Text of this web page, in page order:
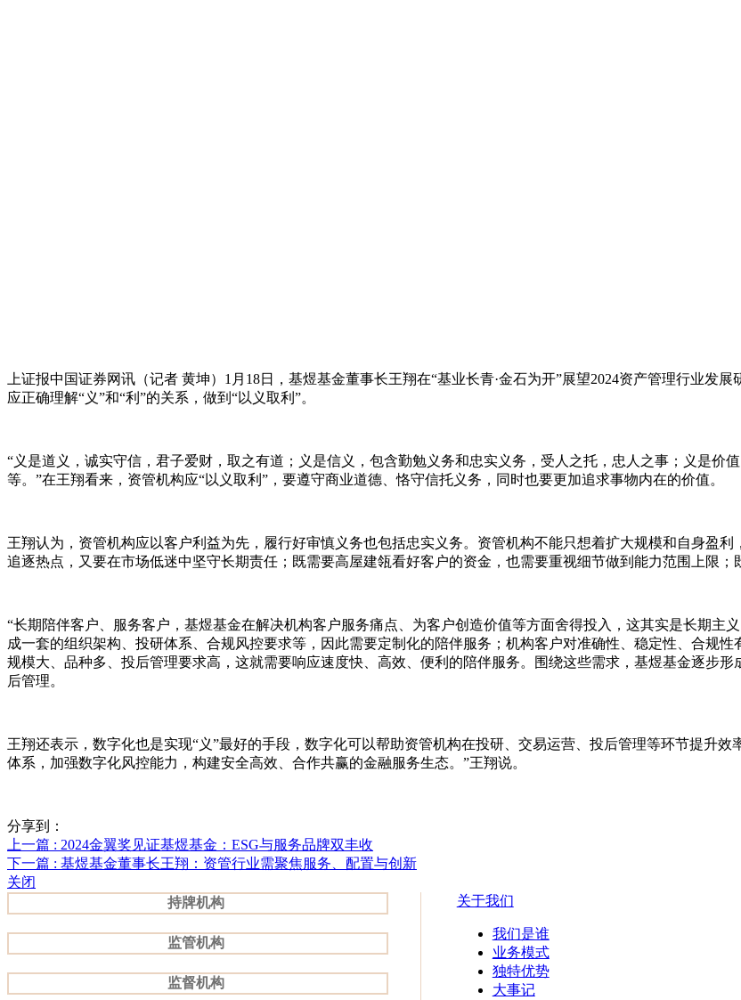
上证报中国证券网讯（记者 黄坤）1月18日，基煜基金董事长王翔在“基业长青·金石为开”展望2024资产管理行业发
应正确理解“义”和“利”的关系，做到“以义取利”。
“义是道义，诚实守信，君子爱财，取之有道；义是信义，包含勤勉义务和忠实义务，受人之托，忠人之事；义是价
等。”在王翔看来，资管机构应“以义取利”，要遵守商业道德、恪守信托义务，同时也要更加追求事物内在的价值。
王翔认为，资管机构应以客户利益为先，履行好审慎义务也包括忠实义务。资管机构不能只想着扩大规模和自身盈
追逐热点，又要在市场低迷中坚守长期责任；既需要高屋建瓴看好客户的资金，也需要重视细节做到能力范围上限
“长期陪伴客户、服务客户，基煜基金在解决机构客户服务痛点、为客户创造价值等方面舍得投入，这其实是长期主
成一套的组织架构、投研体系、合规风控要求等，因此需要定制化的陪伴服务；机构客户对准确性、稳定性、合规
规模大、品种多、投后管理要求高，这就需要响应速度快、高效、便利的陪伴服务。围绕这些需求，基煜基金逐步
后管理。
王翔还表示，数字化也是实现“义”最好的手段，数字化可以帮助资管机构在投研、交易运营、投后管理等环节提升
体系，加强数字化风控能力，构建安全高效、合作共赢的金融服务生态。”王翔说。
分享到：
上一篇 : 2024金翼奖见证基煜基金：ESG与服务品牌双丰收
下一篇 : 基煜基金董事长王翔：资管行业需聚焦服务、配置与创新
关闭
持牌机构
监管机构
监督机构
关于我们
我们是谁
业务模式
独特优势
大事记